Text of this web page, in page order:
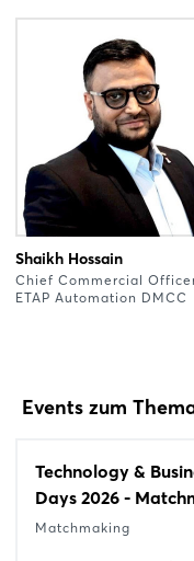
Shaikh Hossain
Chief Commercial
ETAP Automation DMCC
Events zum
Technology &
Days 2026 -
Matchmaking